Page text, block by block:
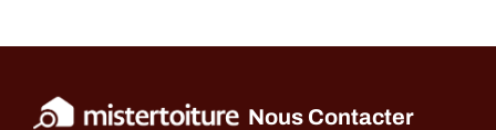
Nous Contacter